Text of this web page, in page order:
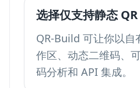
选择仅支持静态
QR-Build 可让你以自
作区、动态二维码、
码分析和 API 集成。